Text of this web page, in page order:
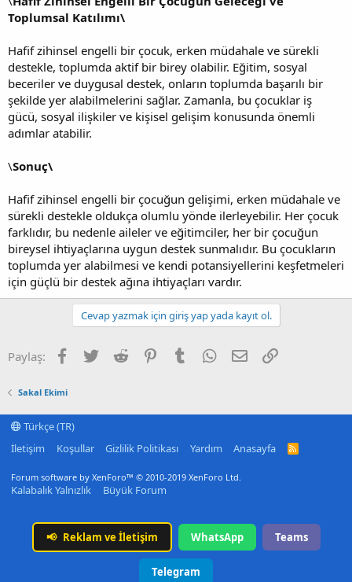
Toplumsal Katılımı\
Hafif zihinsel engelli bir çocuk, erken müdahale ve sürekli
destekle, toplumda aktif bir birey olabilir. Eğitim, sosyal
beceriler ve duygusal destek, onların toplumda başarılı bir
şekilde yer alabilmelerini sağlar. Zamanla, bu çocuklar iş
gücü, sosyal ilişkiler ve kişisel gelişim konusunda önemli
adımlar atabilir.
\Sonuç\
Hafif zihinsel engelli bir çocuğun gelişimi, erken müdahale ve
sürekli destekle oldukça olumlu yönde ilerleyebilir. Her çocuk
farklıdır, bu nedenle aileler ve eğitimciler, her bir çocuğun
bireysel ihtiyaçlarına uygun destek sunmalıdır. Bu çocukların
toplumda yer alabilmesi ve kendi potansiyellerini keşfetmeleri
için güçlü bir destek ağına ihtiyaçları vardır.
Cevap yazmak için giriş yap yada kayıt ol.
Paylaş: Facebook
TwitterReddit PinterestTumblrWhatsApp
E-postaLink
Sakal Ekimi
Türkçe (TR)
İletişim
Koşullar Gizlilik Politikası Yardım Anasayfa
R
Forum software by XenForo™ © 2010-2019 XenForo Ltd.
Kalabalık Yalnızlık Büyük Forum
📢 Reklam ve İletişim WhatsApp Teams
Telegram